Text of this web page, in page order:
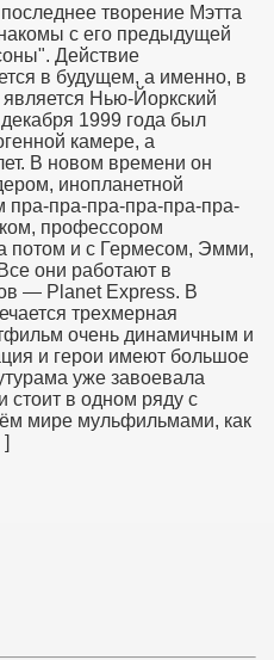
творение Мэтта
с его предыдущей
Действие
в будущем, а именно, в
Нью-Йоркский
1999 года был
камере, а
В новом времени он
инопланетной
пра-пра-пра-пра-пра-пра-
профессором
потом и с Гермесом, Эмми,
они работают в
— Planet Express. В
трехмерная
очень динамичным и
и герои имеют большое
уже завоевала
стоит в одном ряду с
мире мульфильмами, как